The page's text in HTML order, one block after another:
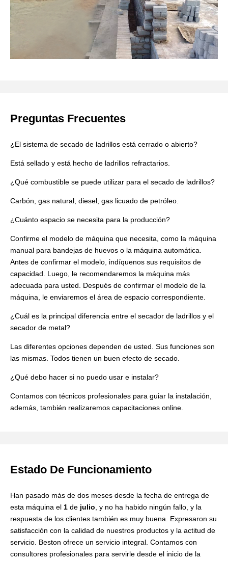
Preguntas Frecuentes
¿El sistema de secado de ladrillos está cerrado o abierto?
Está sellado y está hecho de ladrillos refractarios.
¿Qué combustible se puede utilizar para el secado de ladrillos?
Carbón, gas natural, diesel, gas licuado de petróleo.
¿Cuánto espacio se necesita para la producción?
Confirme el modelo de máquina que necesita, como la máquina
manual para bandejas de huevos o la máquina automática.
Antes de confirmar el modelo, indíquenos sus requisitos de
capacidad. Luego, le recomendaremos la máquina más
adecuada para usted. Después de confirmar el modelo de la
máquina, le enviaremos el área de espacio correspondiente.
¿Cuál es la principal diferencia entre el secador de ladrillos y el
secador de metal?
Las diferentes opciones dependen de usted. Sus funciones son
las mismas. Todos tienen un buen efecto de secado.
¿Qué debo hacer si no puedo usar e instalar?
Contamos con técnicos profesionales para guiar la instalación,
además, también realizaremos capacitaciones online.
Estado De Funcionamiento
Han pasado más de dos meses desde la fecha de entrega de
esta máquina el 1 de julio, y no ha habido ningún fallo, y la
respuesta de los clientes también es muy buena. Expresaron su
satisfacción con la calidad de nuestros productos y la actitud de
servicio. Beston ofrece un servicio integral. Contamos con
consultores profesionales para servirle desde el inicio de la